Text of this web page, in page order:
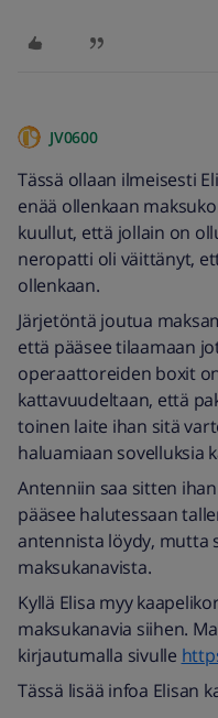
JV0600
Tässä ollaan ilmeisesti
enää ollenkaan
kuullut, että jollain on
neropatti oli väittänyt,
ollenkaan.
Järjetöntä joutua
että pääsee tilaamaan
operaattoreiden boxit
kattavuudeltaan, että
toinen laite ihan sitä
haluamiaan sovelluksia
Antenniin saa sitten
pääsee halutessaan
antennista löydy, mutta
maksukanavista.
Kyllä Elisa myy
maksukanavia siihen.
kirjautumalla sivulle
Tässä lisää infoa Elisan